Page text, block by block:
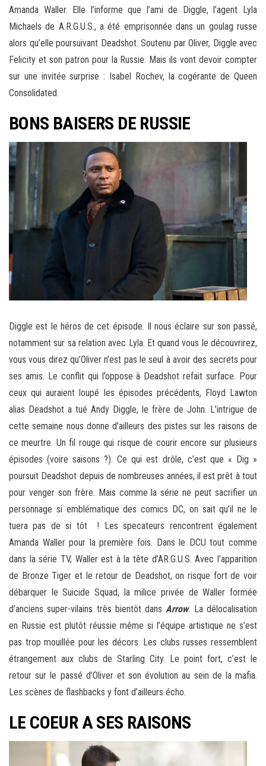
Amanda Waller. Elle l’informe que l’ami de Diggle, l’agent Lyla
Michaels de A.R.G.U.S., a été emprisonnée dans un goulag russe
alors qu’elle poursuivant Deadshot. Soutenu par Oliver, Diggle avec
Felicity et son patron pour la Russie. Mais ils vont devoir compter
sur une invitée surprise : Isabel Rochev, la cogérante de Queen
Consolidated.
BONS BAISERS DE RUSSIE
Diggle est le héros de cet épisode. Il nous éclaire sur son passé,
notamment sur sa relation avec Lyla. Et quand vous le découvrirez,
vous vous direz qu’Oliver n’est pas le seul à avoir des secrets pour
ses amis. Le conflit qui l’oppose à Deadshot refait surface. Pour
ceux qui auraient loupé les épisodes précédents, Floyd Lawton
alias Deadshot a tué Andy Diggle, le frère de John. L’intrigue de
cette semaine nous donne d’ailleurs des pistes sur les raisons de
ce meurtre. Un fil rouge qui risque de courir encore sur plusieurs
épisodes (voire saisons ?). Ce qui est drôle, c’est que « Dig »
poursuit Deadshot depuis de nombreuses années, il est prêt à tout
pour venger son frère. Mais comme la série ne peut sacrifier un
personnage si emblématique des comics DC, on sait qu’il ne le
tuera pas de si tôt ! Les specateurs rencontrent également
Amanda Waller pour la première fois. Dans le DCU tout comme
dans la série TV, Waller est à la tête d’AR.G.U.S. Avec l’apparition
de Bronze Tiger et le retour de Deadshot, on risque fort de voir
débarquer le Suicide Squad, la milice privée de Waller formée
d’anciens super-vilains très bientôt dansArrow. La délocalisation
en Russie est plutôt réussie même si l’équipe artistique ne s’est
pas trop mouillée pour les décors. Les clubs russes ressemblent
étrangement aux clubs de Starling City. Le point fort, c’est le
retour sur le passé d’Oliver et son évolution au sein de la mafia.
Les scènes de flashbacks y font d’ailleurs écho.
LE COEUR A SES RAISONS